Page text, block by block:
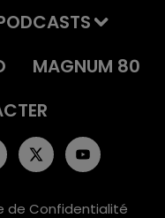
MAGNUM 80
de Confidentialité